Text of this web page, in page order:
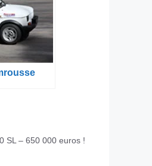
SL – 650 000 euros !